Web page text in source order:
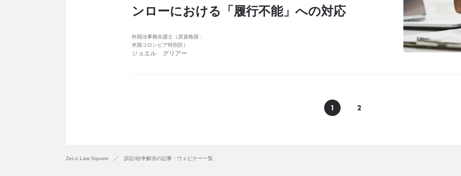
ンローにおける「履行不能」への対応
外国法事務弁護士（原資格国：
米国コロンビア特別区）
ジョエル グリアー
1 2
ZeLo Law Square 訴訟/紛争解決の記事・ウェビナー一覧